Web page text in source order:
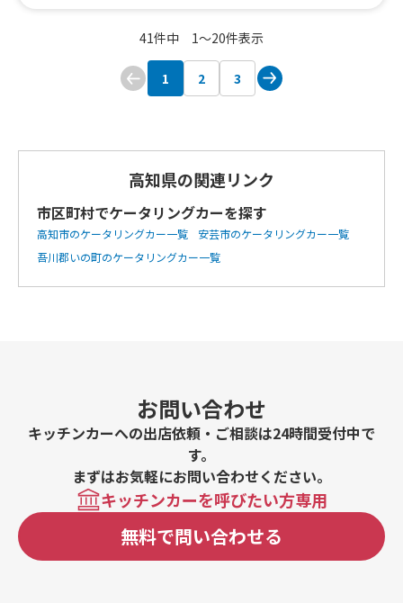
41件中 1〜20件表示
1 2 3
高知県の関連リンク
市区町村でケータリングカーを探す
高知市のケータリングカー一覧
安芸市のケータリングカー一覧
吾川郡いの町のケータリングカー一覧
お問い合わせ
キッチンカーへの出店依頼・ご相談は24時間受付中で
す。
まずはお気軽にお問い合わせください。
キッチンカーを呼びたい方専用
無料で問い合わせる